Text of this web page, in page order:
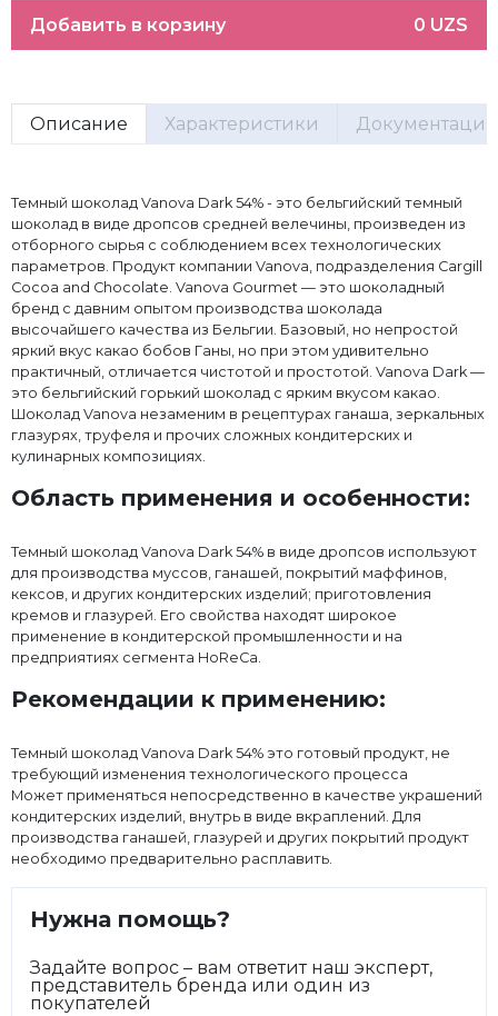
Добавить в корзину 0 UZS
Описание Характеристики Документация
Темный шоколад Vanova Dark 54% - это бельгийский темный
шоколад в виде дропсов средней велечины, произведен из
отборного сырья с соблюдением всех технологических
параметров. Продукт компании Vanova, подразделения Cargill
Cocoa and Chocolate. Vanova Gourmet — это шоколадный
бренд с давним опытом производства шоколада
высочайшего качества из Бельгии. Базовый, но непростой
яркий вкус какао бобов Ганы, но при этом удивительно
практичный, отличается чистотой и простотой. Vanova Dark —
это бельгийский горький шоколад с ярким вкусом какао.
Шоколад Vanova незаменим в рецептурах ганаша, зеркальных
глазурях, труфеля и прочих сложных кондитерских и
кулинарных композициях.
Область применения и особенности:
Темный шоколад Vanova Dark 54% в виде дропсов используют
для производства муссов, ганашей, покрытий маффинов,
кексов, и других кондитерских изделий; приготовления
кремов и глазурей. Его свойства находят широкое
применение в кондитерской промышленности и на
предприятиях сегмента HoReCa.
Рекомендации к применению:
Темный шоколад Vanova Dark 54% это готовый продукт, не
требующий изменения технологического процесса
Может применяться непосредственно в качестве украшений
кондитерских изделий, внутрь в виде вкраплений. Для
производства ганашей, глазурей и других покрытий продукт
необходимо предварительно расплавить.
Нужна помощь?
Задайте вопрос – вам ответит наш эксперт,
представитель бренда или один из
покупателей